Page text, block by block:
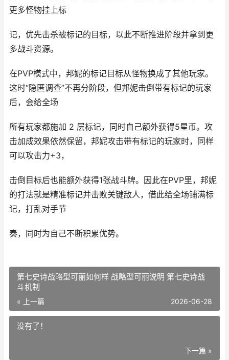
更多怪物挂上标
记，优先击杀被标记的目标，以此不断推进阶段并拿到更
多战斗资源。
在PVP模式中，邦妮的标记目标从怪物换成了其他玩家。
这时“隐匿调查”不再分阶段，但邦妮击倒带有标记的玩家
后，会给全场
所有玩家都施加 2 层标记，同时自己额外获得5星币。攻
击加成效果依然保留，邦妮攻击带有标记的玩家时，同样
可以攻击力+3，
击倒目标后也能额外获得1张战斗牌。因此在PVP里，邦妮
的打法就是精准标记并击败关键敌人，借此给全场铺满标
记，打乱对手节
奏，同时为自己不断积累优势。
第七史诗战略型可丽如何样 战略型可丽说明 第七史诗战
斗机制
« 上一篇 2026-06-28
没有了！
下一篇 »